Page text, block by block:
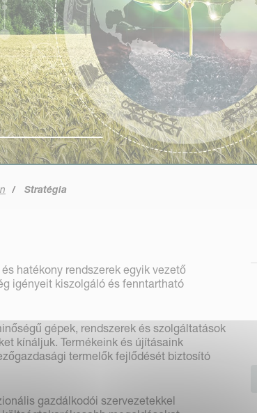
Stratégia
hatékony rendszerek egyik vezető
igényeit kiszolgáló és fenntartható
gépek, rendszerek és szolgáltatások
kínáljuk. Termékeink és újításaink
termelők fejlődését biztosító
gazdálkodói szervezetekkel